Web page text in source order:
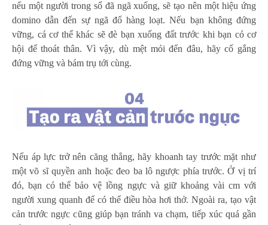
nếu một người trong số đã ngã xuống, sẽ tạo nên một hiệu ứng
domino dẫn đến sự ngã đổ hàng loạt. Nếu bạn không đứng
vững, cá cơ thể khác sẽ đè bạn xuống đất trước khi bạn có cơ
hội để thoát thân. Vì vậy, dù mệt mỏi đến đâu, hãy cố gắng
đứng vững và bám trụ tới cùng.
Nếu áp lực trở nên căng thẳng, hãy khoanh tay trước mặt như
một võ sĩ quyền anh hoặc đeo ba lô ngược phía trước. Ở vị trí
đó, bạn có thể bảo vệ lồng ngực và giữ khoảng vài cm với
người xung quanh để có thể điều hòa hơi thở. Ngoài ra, tạo vật
cản trước ngực cũng giúp bạn tránh va chạm, tiếp xúc quá gần